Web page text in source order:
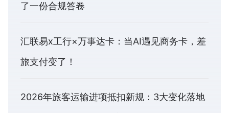
了一份合规答卷
汇联易x工行×万事达卡：当AI遇见商务卡，差
旅支付变了！
2026年旅客运输进项抵扣新规：3大变化落地